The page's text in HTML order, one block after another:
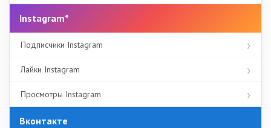
Instagram*
Подписчики Instagram
Лайки Instagram
Просмотры Instagram
Вконтакте